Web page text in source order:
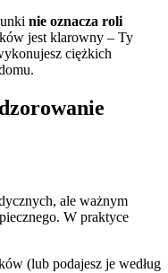
nie oznacza roli
jest klarowny – Ty
ciężkich
ale ważnym
W praktyce
(lub podajesz je według